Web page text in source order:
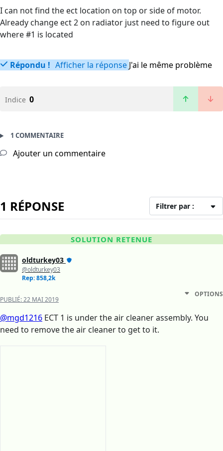
I can not find the ect location on top or side of motor.
Already change ect 2 on radiator just need to figure out
where #1 is located
Répondu ! Afficher la réponse J'ai le même problème
Indice 0
1 COMMENTAIRE
Ajouter un commentaire
1 RÉPONSE Filtrer par :
SOLUTION RETENUE
oldturkey03
@oldturkey03
Rep: 858,2k
PUBLIÉ:22 MAI 2019
OPTIONS
@mgd1216 ECT 1 is under the air cleaner assembly. You
need to remove the air cleaner to get to it.